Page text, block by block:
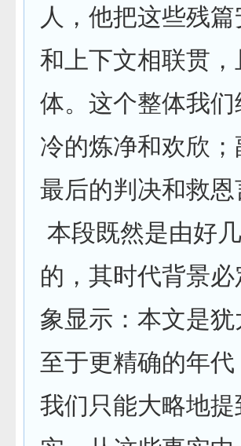
人，他把这些残
和上下文相联贯
体。这个整体我
冷的炼净和欢欣
最后的判决和救恩
本段既然是由好
的，其时代背景
象显示：本文是
至于更精确的年
我们只能大略地